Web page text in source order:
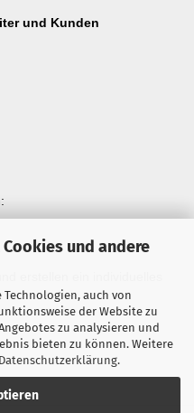
und andere
auch von
der Website zu
zu analysieren und
bieten zu können. Weitere
Datenschutzerklärung.
und Kunden
erstellen ein individuelles